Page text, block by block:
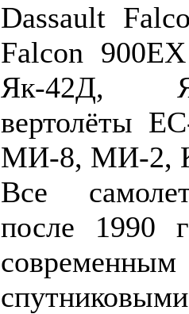
Dassault
Falcon
Як-42Д,
вертолёты
МИ-8, МИ-2,
Все
после 1990